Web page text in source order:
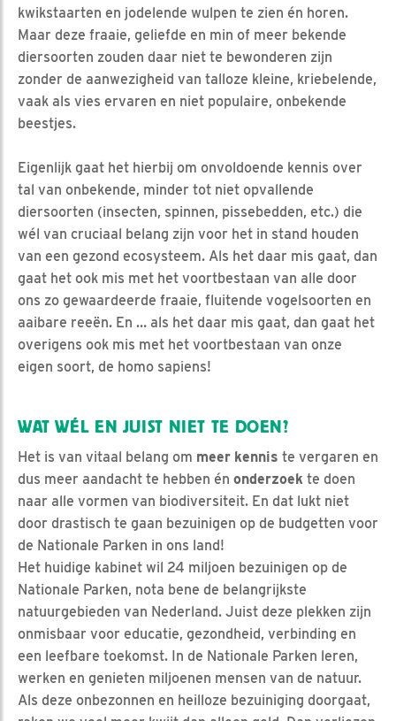
kwikstaarten en jodelende wulpen te zien én horen.
Maar deze fraaie, geliefde en min of meer bekende
diersoorten zouden daar niet te bewonderen zijn
zonder de aanwezigheid van talloze kleine, kriebelende,
vaak als vies ervaren en niet populaire, onbekende
beestjes.
Eigenlijk gaat het hierbij om onvoldoende kennis over
tal van onbekende, minder tot niet opvallende
diersoorten (insecten, spinnen, pissebedden, etc.) die
wél van cruciaal belang zijn voor het in stand houden
van een gezond ecosysteem. Als het daar mis gaat, dan
gaat het ook mis met het voortbestaan van alle door
ons zo gewaardeerde fraaie, fluitende vogelsoorten en
aaibare reeën. En … als het daar mis gaat, dan gaat het
overigens ook mis met het voortbestaan van onze
eigen soort, de homo sapiens!
WAT WÉL EN JUIST NIET TE DOEN?
Het is van vitaal belang om meer kennis te vergaren en
dus meer aandacht te hebben én onderzoek te doen
naar alle vormen van biodiversiteit. En dat lukt niet
door drastisch te gaan bezuinigen op de budgetten voor
de Nationale Parken in ons land!
Het huidige kabinet wil 24 miljoen bezuinigen op de
Nationale Parken, nota bene de belangrijkste
natuurgebieden van Nederland. Juist deze plekken zijn
onmisbaar voor educatie, gezondheid, verbinding en
een leefbare toekomst. In de Nationale Parken leren,
werken en genieten miljoenen mensen van de natuur.
Als deze onbezonnen en heilloze bezuiniging doorgaat,